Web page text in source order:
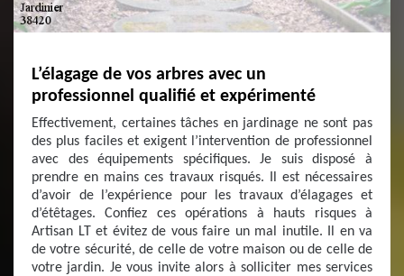
L’élagage de vos arbres avec un
professionnel qualifié et expérimenté
Effectivement, certaines tâches en jardinage ne sont pas
des plus faciles et exigent l’intervention de professionnel
avec des équipements spécifiques. Je suis disposé à
prendre en mains ces travaux risqués. Il est nécessaires
d’avoir de l’expérience pour les travaux d’élagages et
d’étêtages. Confiez ces opérations à hauts risques à
Artisan LT et évitez de vous faire un mal inutile. Il en va
de votre sécurité, de celle de votre maison ou de celle de
votre jardin. Je vous invite alors à solliciter mes services